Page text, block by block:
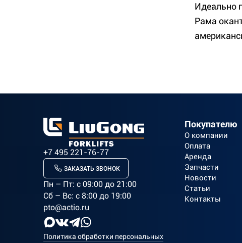
Идеально
Рама
+7 495 221-76-77
ЗАКАЗАТЬ ЗВОНОК
Пн – Пт: c 09:00 до 21:00
Сб – Вс: с 8:00 до 19:00
pto@actio.ru
Политика обработки персональных
Покупателю
О компании
Оплата
Аренда
Запчасти
Новости
Статьи
Контакты